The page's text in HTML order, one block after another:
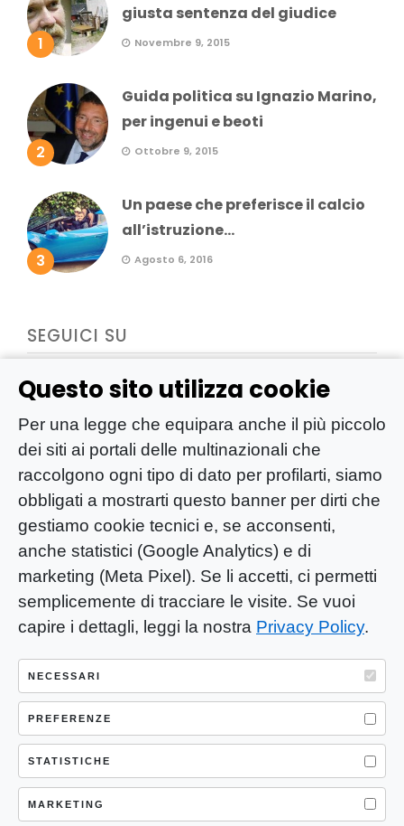
Questo sito utilizza cookie
Per una legge che equipara anche il più piccolo
dei siti ai portali delle multinazionali che
raccolgono ogni tipo di dato per profilarti, siamo
obbligati a mostrarti questo banner per dirti che
gestiamo cookie tecnici e, se acconsenti,
anche statistici (Google Analytics) e di
marketing (Meta Pixel). Se li accetti, ci permetti
semplicemente di tracciare le visite. Se vuoi
capire i dettagli, leggi la nostra Privacy Policy.
NECESSARI
PREFERENZE
STATISTICHE
MARKETING
1
giusta sentenza del giudice
Novembre 9, 2015
2
Guida politica su Ignazio Marino,
per ingenui e beoti
Ottobre 9, 2015
3
Un paese che preferisce il calcio
all’istruzione...
Agosto 6, 2016
SEGUICI SU
YOU-ng Slow Journalism è una testata
giornalistica di proprietà di Mastino S.R.L.
Registrazione presso Trib. Santa Maria
Capua Vetere (CE) n° 900 del 31/01/2025 |
ISSN 3103-4683
P.IVA: 04755530617
Sede Legale: CASERTA – VIA LORENZO MARIA